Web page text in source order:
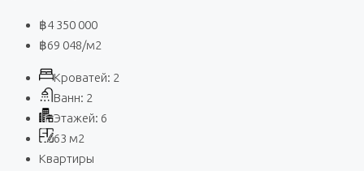
฿4 350 000
฿69 048/м2
Кроватей: 2
Ванн: 2
Этажей: 6
63 м2
Квартиры